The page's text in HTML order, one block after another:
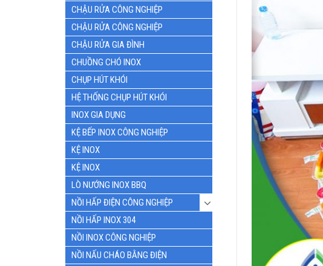
CHẬU RỬA CÔNG NGHIỆP
CHẬU RỬA CÔNG NGHIỆP
CHẬU RỬA GIA ĐÌNH
CHUỒNG CHÓ INOX
CHỤP HÚT KHÓI
HỆ THỐNG CHỤP HÚT KHÓI
INOX GIA DỤNG
KỆ BẾP INOX CÔNG NGHIỆP
KỆ INOX
KỆ INOX
LÒ NƯỚNG INOX BBQ
NỒI HẤP ĐIỆN CÔNG NGHIỆP
NỒI HẤP INOX 304
NỒI INOX CÔNG NGHIỆP
NỒI NẤU CHÁO BẰNG ĐIỆN